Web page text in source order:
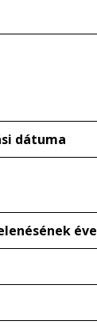
dátuma
éve